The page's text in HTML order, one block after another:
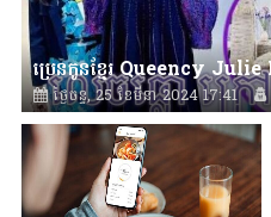
ថ្ងៃចន្ទ, 25 ខែមីនា 2024 17:41